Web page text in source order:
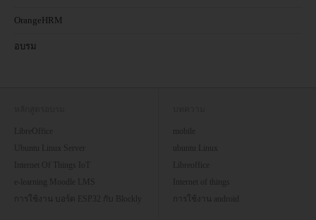
OrangeHRM
อบรม
LibreOffice
Ubuntu Linux Server
Internet Of Things IoT
e-learning Moodle LMS
การใช้งาน บอร์ด ESP32 กับ Blockly
mobile
ubuntu Linux
Internet of things
การใช้งาน android